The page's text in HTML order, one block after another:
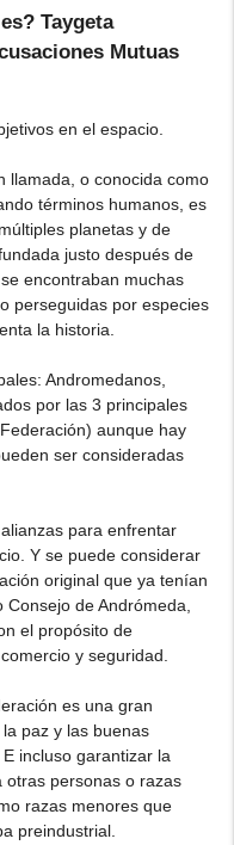
Taygeta
Mutuas
en el espacio.
llamada, o conocida como
términos humanos, es
planetas y de
justo después de
encontraban muchas
perseguidas por especies
la historia.
Andromedanos,
por las 3 principales
aunque hay
ser consideradas
para enfrentar
Y se puede considerar
original que ya tenían
de Andrómeda,
el propósito de
y seguridad.
es una gran
paz y las buenas
incluso garantizar la
otras personas o razas
razas menores que
preindustrial.